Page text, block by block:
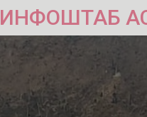
ИНФОШТАБ